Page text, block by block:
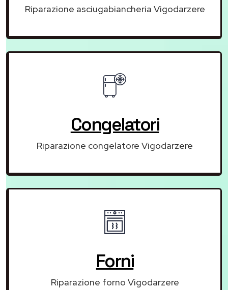
Riparazione asciugabiancheria Vigodarzere
Congelatori
Riparazione congelatore Vigodarzere
Forni
Riparazione forno Vigodarzere